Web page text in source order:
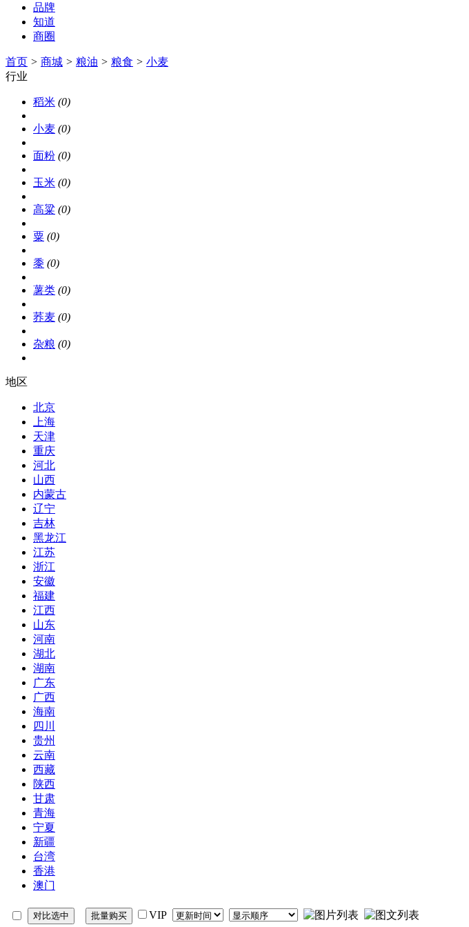
品牌
知道
商圈
首页 > 商城 > 粮油 > 粮食 > 小麦
行业
稻米 (0)
小麦 (0)
面粉 (0)
玉米 (0)
高粱 (0)
粟 (0)
黍 (0)
薯类 (0)
荞麦 (0)
杂粮 (0)
地区
北京
上海
天津
重庆
河北
山西
内蒙古
辽宁
吉林
黑龙江
江苏
浙江
安徽
福建
江西
山东
河南
湖北
湖南
广东
广西
海南
四川
贵州
云南
西藏
陕西
甘肃
青海
宁夏
新疆
台湾
香港
澳门
VIP